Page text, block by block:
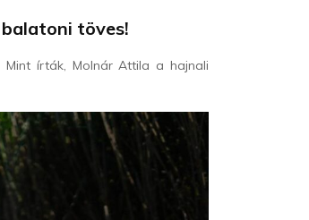
töves!
. Mint írták, Molnár Attila a hajnali